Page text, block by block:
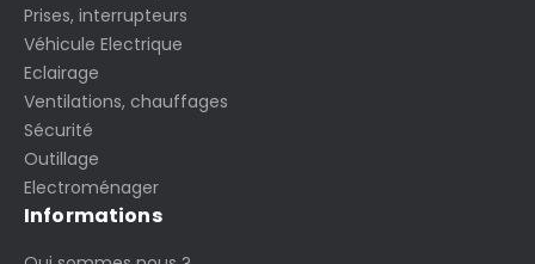
Prises, interrupteurs
Véhicule Electrique
Eclairage
Ventilations, chauffages
Sécurité
Outillage
Electroménager
Informations